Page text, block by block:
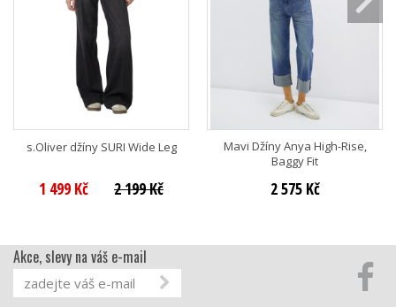
s.Oliver džíny SURI Wide Leg
1 499 Kč 2 199 Kč
Mavi Džíny Anya High-Rise,
Baggy Fit
2 575 Kč
Akce, slevy na váš e-mail